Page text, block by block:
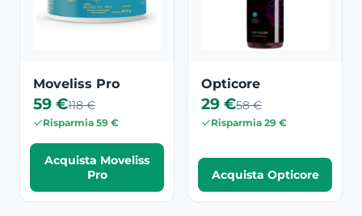
Moveliss Pro
59 €118 €
Risparmia 59 €
Acquista Moveliss
Pro
Opticore
29 €58 €
Risparmia 29 €
Acquista Opticore